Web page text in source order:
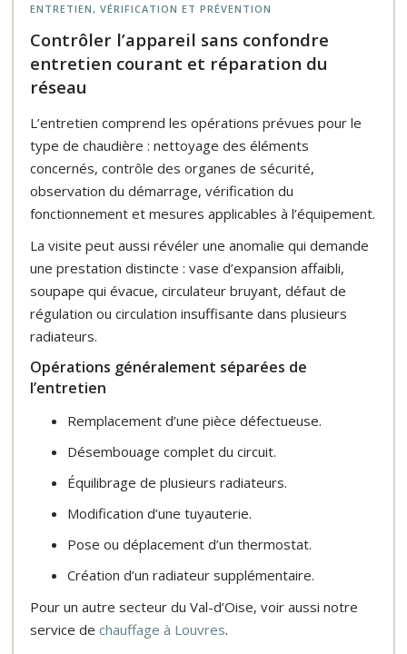
ENTRETIEN, VÉRIFICATION ET PRÉVENTION
Contrôler l’appareil sans confondre
entretien courant et réparation du
réseau
L’entretien comprend les opérations prévues pour le
type de chaudière : nettoyage des éléments
concernés, contrôle des organes de sécurité,
observation du démarrage, vérification du
fonctionnement et mesures applicables à l’équipement.
La visite peut aussi révéler une anomalie qui demande
une prestation distincte : vase d’expansion affaibli,
soupape qui évacue, circulateur bruyant, défaut de
régulation ou circulation insuffisante dans plusieurs
radiateurs.
Opérations généralement séparées de
l’entretien
Remplacement d’une pièce défectueuse.
Désembouage complet du circuit.
Équilibrage de plusieurs radiateurs.
Modification d’une tuyauterie.
Pose ou déplacement d’un thermostat.
Création d’un radiateur supplémentaire.
Pour un autre secteur du Val-d’Oise, voir aussi notre
service de chauffage à Louvres.